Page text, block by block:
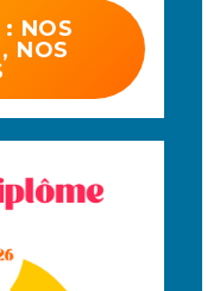
: NOS
NOS